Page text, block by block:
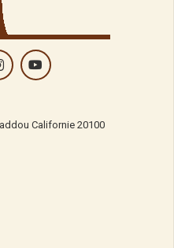
Californie 20100